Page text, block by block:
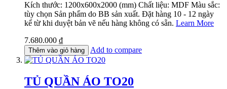
Kích thước: 1200x600x2000 (mm) Chất liệu: MDF Màu sắc:
tùy chọn Sản phẩm do BB sản xuất. Đặt hàng 10 - 12 ngày
kể từ khi duyệt bản vẽ nếu hàng không có sẵn. Learn More
7.680.000 ₫
Thêm vào giỏ hàng Add to compare
TỦ QUẦN ÁO TO20